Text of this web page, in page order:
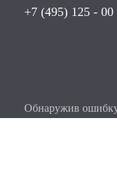
+7 (495) 125 - 00
Обнаружив ошибку